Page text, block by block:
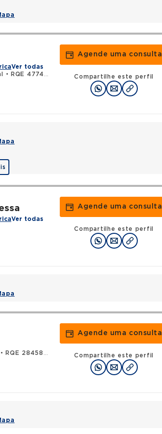
Ver todas
•
RQE 47740 - Cirurgia do aparelho digestivo
Agende uma consulta
Compartilhe este perfil
Ver todas
Agende uma consulta
Compartilhe este perfil
•
RQE 28458 - Cirurgia vascular
Agende uma consulta
Compartilhe este perfil